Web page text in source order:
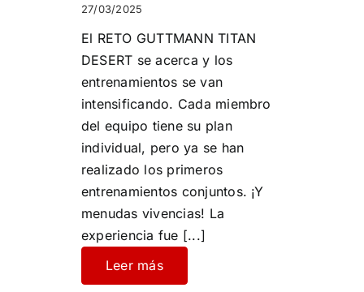
27/03/2025
El RETO GUTTMANN TITAN
DESERT se acerca y los
entrenamientos se van
intensificando. Cada miembro
del equipo tiene su plan
individual, pero ya se han
realizado los primeros
entrenamientos conjuntos. ¡Y
menudas vivencias! La
experiencia fue [...]
Leer más